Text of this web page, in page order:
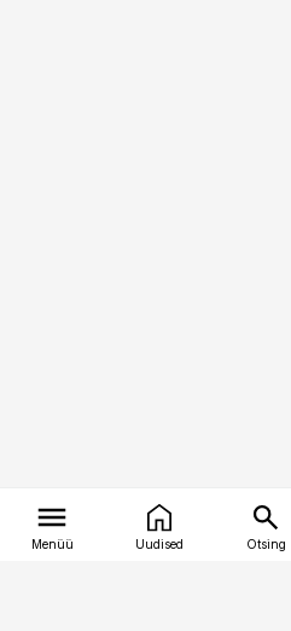
Menüü Uudised Otsing